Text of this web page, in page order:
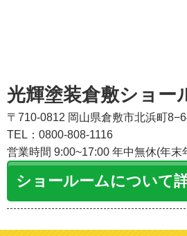
光輝塗装倉敷ショー
〒710-0812 岡山県倉敷市北浜町
TEL：0800-808-1116
営業時間 9:00~17:00 年中無休(年末
ショールームについて